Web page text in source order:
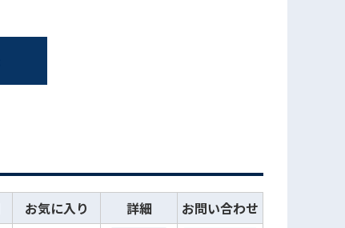
お気に入り 詳細 お問い合わせ